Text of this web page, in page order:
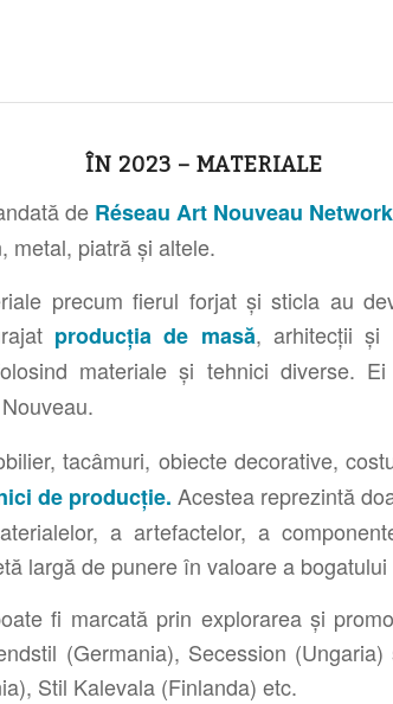
ÎN 2023 – MATERIALE
de Réseau Art Nouveau Network
metal, piatră și altele.
precum fierul forjat și sticla au
producția de masă, arhitecții și
materiale și tehnici diverse.
tacâmuri, obiecte decorative,
de producție.Acestea reprezintă
a artefactelor, a
largă de punere în valoare a
fi marcată prin explorarea și
(Germania), Secession
Stil Kalevala (Finlanda) etc.